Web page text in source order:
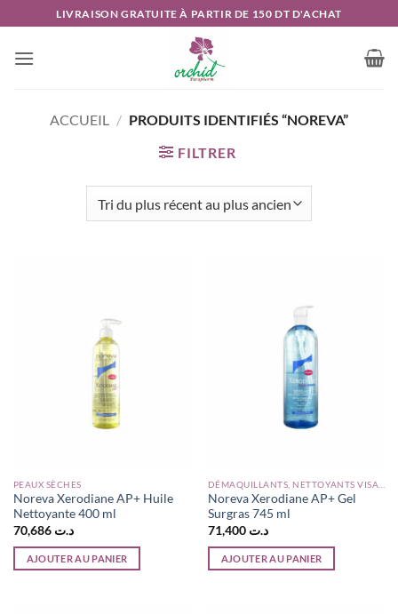
au
contenu
LIVRAISON GRATUITE À PARTIR DE 150 DT D'ACHAT
ACCUEIL / PRODUITS IDENTIFIÉS “NOREVA”
FILTRER
PEAUX SÈCHES
Noreva Xerodiane AP+ Huile
Nettoyante 400 ml
د.ت 70,686
AJOUTER AU PANIER
Noreva Xerodiane AP+ Gel
Surgras 745 ml
د.ت 71,400
AJOUTER AU PANIER